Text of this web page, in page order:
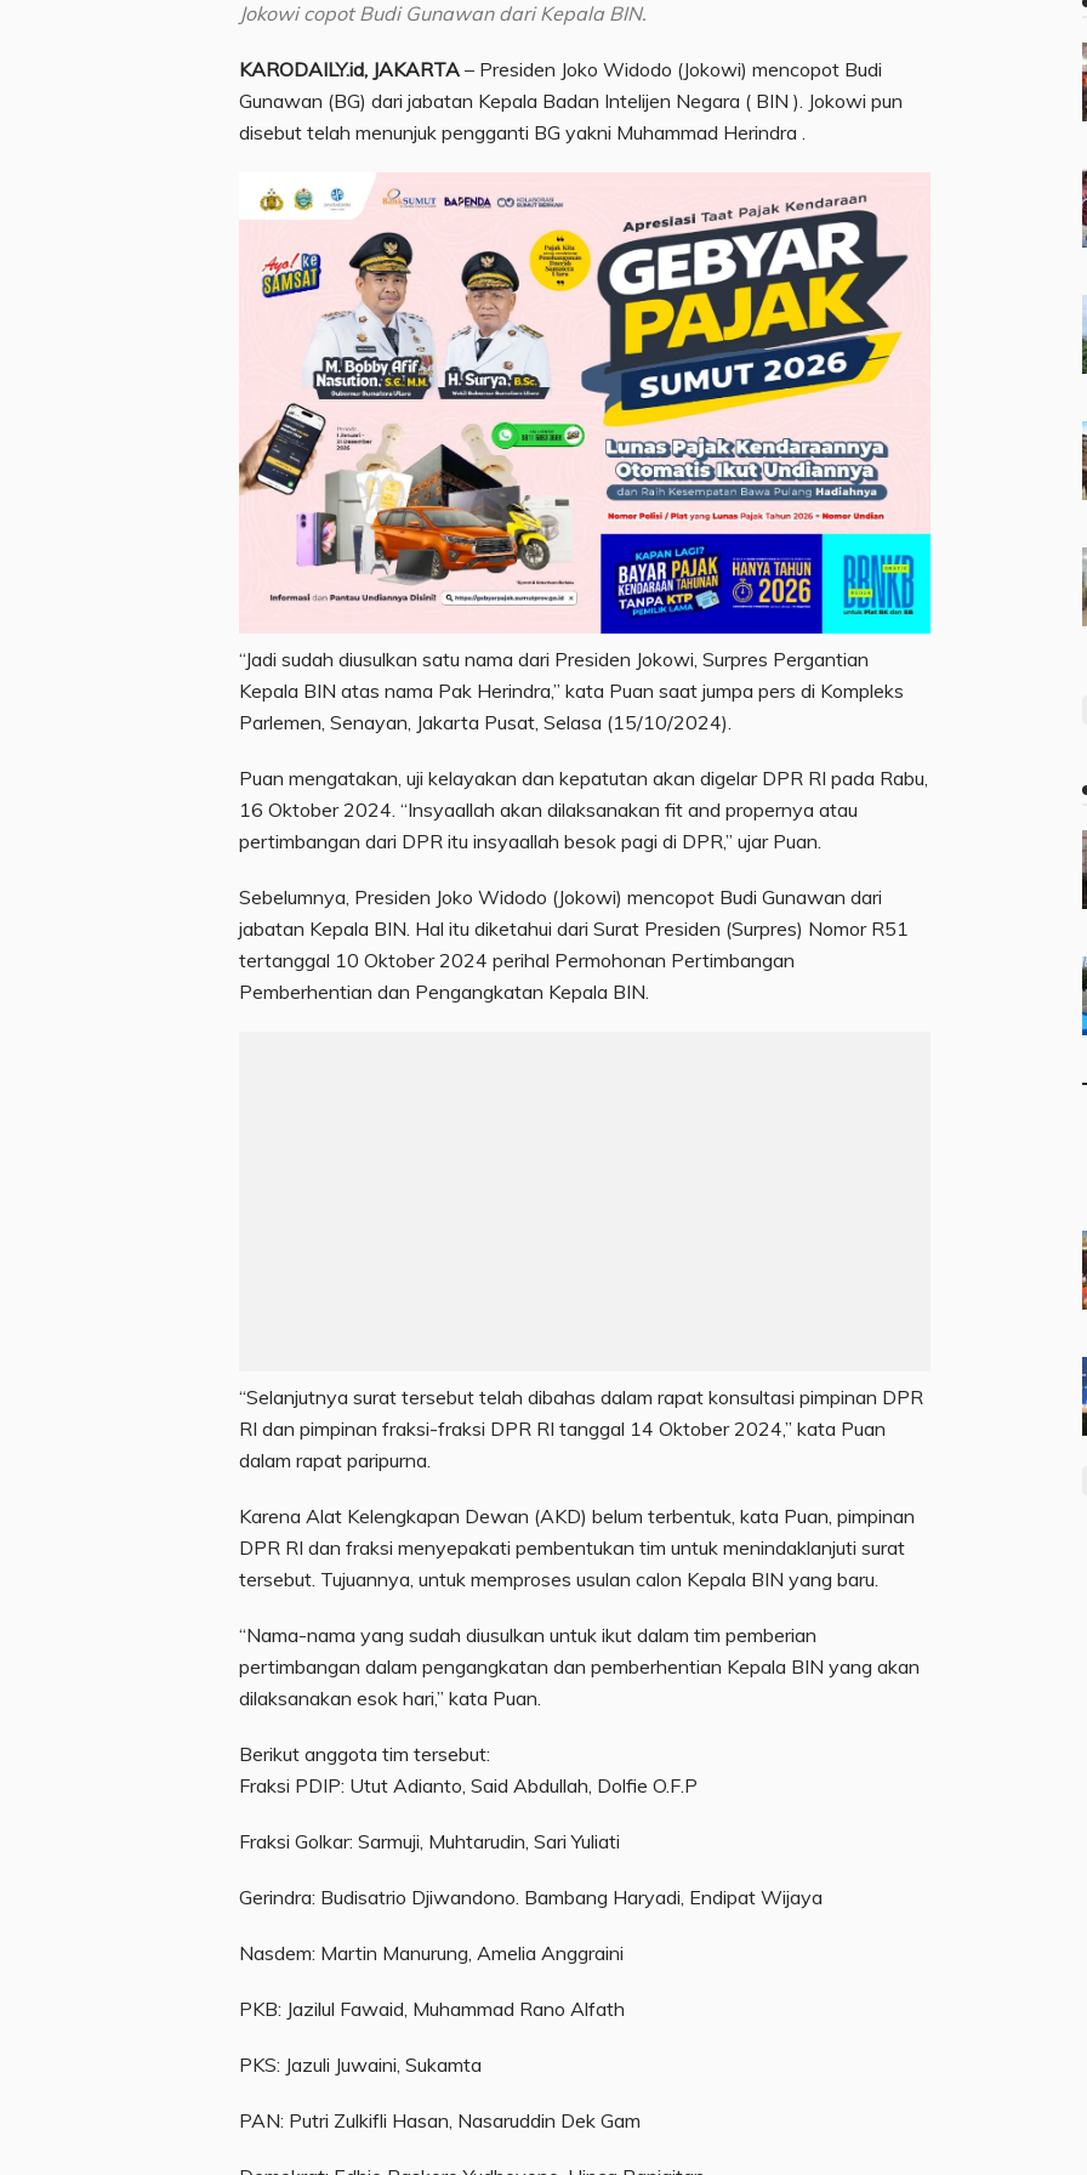
Jokowi copot Budi Gunawan dari Kepala BIN.
KARODAILY.id, JAKARTA – Presiden Joko Widodo (Jokowi) mencopot Budi
Gunawan (BG) dari jabatan Kepala Badan Intelijen Negara ( BIN ). Jokowi pun
disebut telah menunjuk pengganti BG yakni Muhammad Herindra .
“Jadi sudah diusulkan satu nama dari Presiden Jokowi, Surpres Pergantian
Kepala BIN atas nama Pak Herindra,” kata Puan saat jumpa pers di Kompleks
Parlemen, Senayan, Jakarta Pusat, Selasa (15/10/2024).
Puan mengatakan, uji kelayakan dan kepatutan akan digelar DPR RI pada Rabu,
16 Oktober 2024. “Insyaallah akan dilaksanakan fit and propernya atau
pertimbangan dari DPR itu insyaallah besok pagi di DPR,” ujar Puan.
Sebelumnya, Presiden Joko Widodo (Jokowi) mencopot Budi Gunawan dari
jabatan Kepala BIN. Hal itu diketahui dari Surat Presiden (Surpres) Nomor R51
tertanggal 10 Oktober 2024 perihal Permohonan Pertimbangan
Pemberhentian dan Pengangkatan Kepala BIN.
“Selanjutnya surat tersebut telah dibahas dalam rapat konsultasi pimpinan DPR
RI dan pimpinan fraksi-fraksi DPR RI tanggal 14 Oktober 2024,” kata Puan
dalam rapat paripurna.
Karena Alat Kelengkapan Dewan (AKD) belum terbentuk, kata Puan, pimpinan
DPR RI dan fraksi menyepakati pembentukan tim untuk menindaklanjuti surat
tersebut. Tujuannya, untuk memproses usulan calon Kepala BIN yang baru.
“Nama-nama yang sudah diusulkan untuk ikut dalam tim pemberian
pertimbangan dalam pengangkatan dan pemberhentian Kepala BIN yang akan
dilaksanakan esok hari,” kata Puan.
Berikut anggota tim tersebut:
Fraksi PDIP: Utut Adianto, Said Abdullah, Dolfie O.F.P
Fraksi Golkar: Sarmuji, Muhtarudin, Sari Yuliati
Gerindra: Budisatrio Djiwandono. Bambang Haryadi, Endipat Wijaya
Nasdem: Martin Manurung, Amelia Anggraini
PKB: Jazilul Fawaid, Muhammad Rano Alfath
PKS: Jazuli Juwaini, Sukamta
PAN: Putri Zulkifli Hasan, Nasaruddin Dek Gam